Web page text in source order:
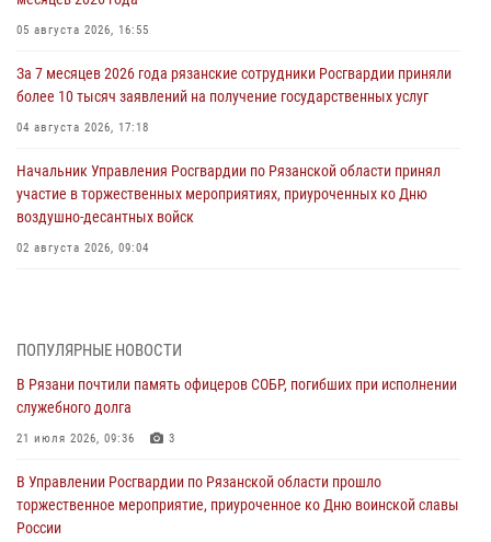
05 августа 2026, 16:55
За 7 месяцев 2026 года рязанские сотрудники Росгвардии приняли
более 10 тысяч заявлений на получение государственных услуг
04 августа 2026, 17:18
Начальник Управления Росгвардии по Рязанской области принял
участие в торжественных мероприятиях, приуроченных ко Дню
воздушно-десантных войск
02 августа 2026, 09:04
Для детей рязанских росгвардейцев в историческом музее провели
экскурсию по экспозиции, посвящённой губернской эпохе
В Управлении Росгвардии по Рязанской области состоялось
награждение военнослужащих государственными наградами
ПОПУЛЯРНЫЕ НОВОСТИ
В Рязани почтили память офицеров СОБР, погибших при исполнении
служебного долга
21 июля 2026, 09:36 3
В Управлении Росгвардии по Рязанской области прошло
торжественное мероприятие, приуроченное ко Дню воинской славы
России